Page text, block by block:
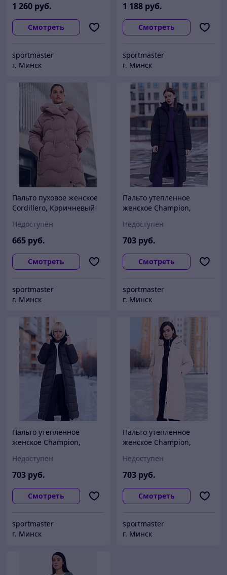
1 260 руб.
Смотреть
sportmaster
г. Минск
1 188 руб.
Смотреть
sportmaster
г. Минск
Пальто пуховое женское
Cordillero, Коричневый
Недоступен
665 руб.
Смотреть
sportmaster
г. Минск
Пальто утепленное
женское Champion,
Недоступен
703 руб.
Смотреть
sportmaster
г. Минск
Пальто утепленное
женское Champion,
Недоступен
703 руб.
Смотреть
sportmaster
г. Минск
Пальто утепленное
женское Champion,
Недоступен
703 руб.
Смотреть
sportmaster
г. Минск